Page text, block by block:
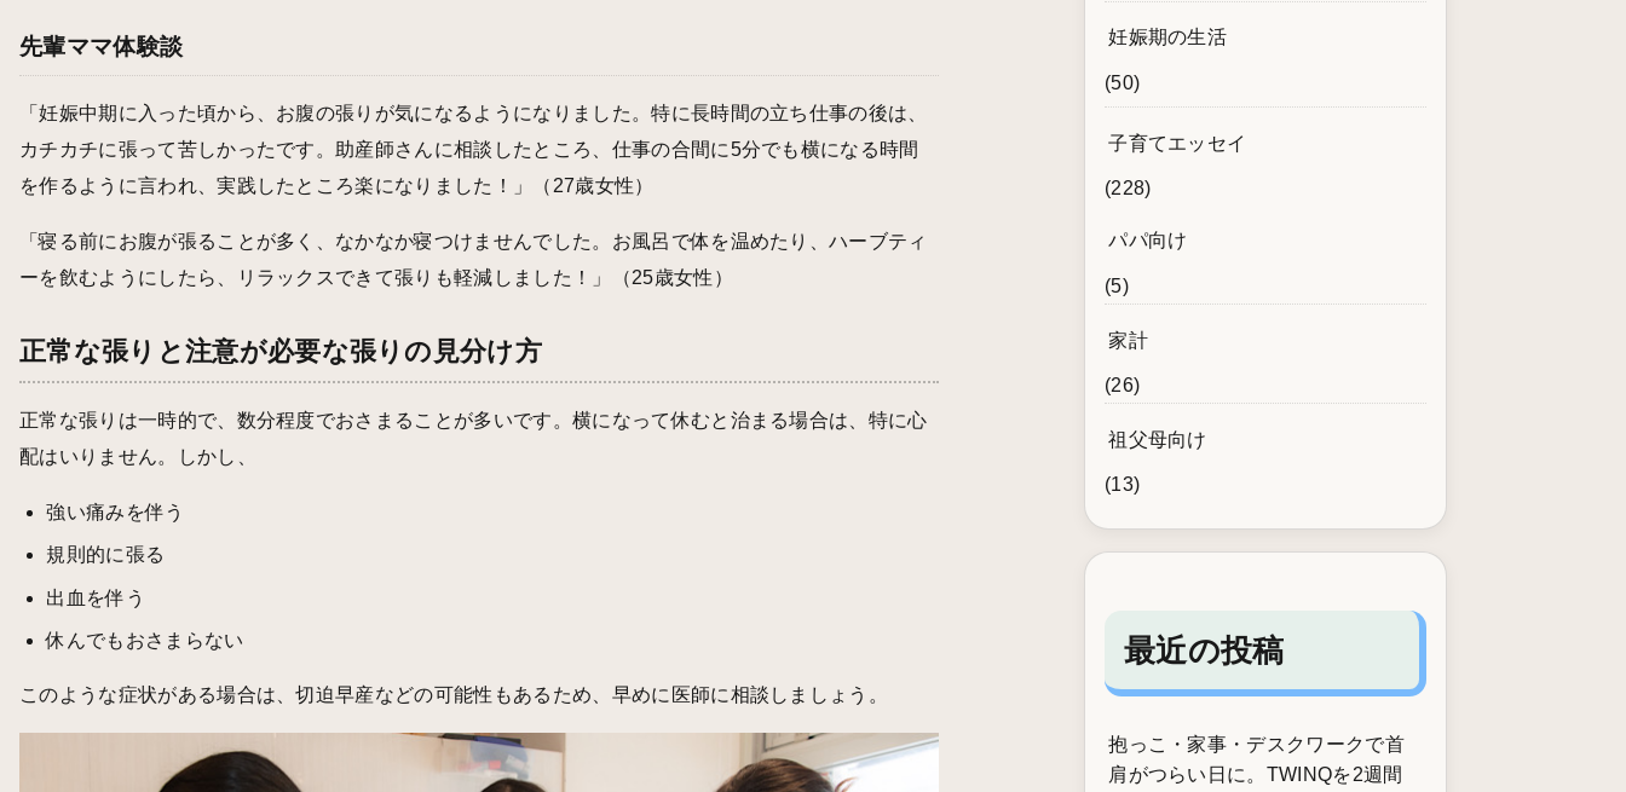
先輩ママ体験談
「妊娠中期に入った頃から、お腹の張りが気になるようになりました。特に長時間の立ち仕事の後は、
カチカチに張って苦しかったです。助産師さんに相談したところ、仕事の合間に5分でも横になる時間
を作るように言われ、実践したところ楽になりました！」（27歳女性）
「寝る前にお腹が張ることが多く、なかなか寝つけませんでした。お風呂で体を温めたり、ハーブティ
ーを飲むようにしたら、リラックスできて張りも軽減しました！」（25歳女性）
正常な張りと注意が必要な張りの見分け方
正常な張りは一時的で、数分程度でおさまることが多いです。横になって休むと治まる場合は、特に心
配はいりません。しかし、
強い痛みを伴う
規則的に張る
出血を伴う
休んでもおさまらない
このような症状がある場合は、切迫早産などの可能性もあるため、早めに医師に相談しましょう。
妊娠期の生活
(50)
子育てエッセイ
(228)
パパ向け
(5)
家計
(26)
祖父母向け
(13)
最近の投稿
抱っこ・家事・デスクワークで首
肩がつらい日に。TWINQを2週間